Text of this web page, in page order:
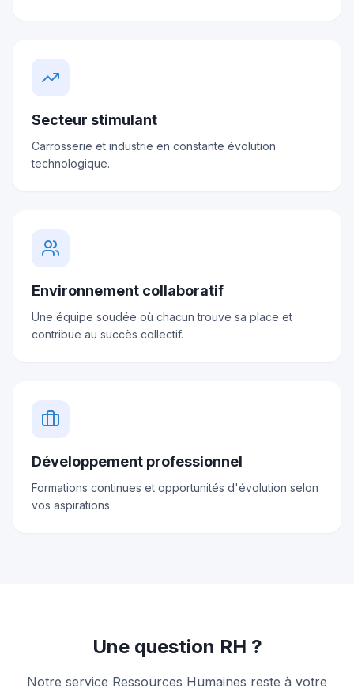
Secteur stimulant
Carrosserie et industrie en constante évolution
technologique.
Environnement collaboratif
Une équipe soudée où chacun trouve sa place et
contribue au succès collectif.
Développement professionnel
Formations continues et opportunités d'évolution selon
vos aspirations.
Une question RH ?
Notre service Ressources Humaines reste à votre